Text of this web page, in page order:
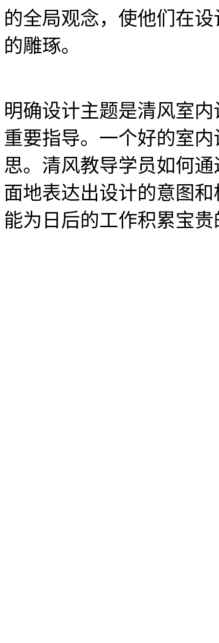
的全局观念，使他们在
的雕琢。
明确设计主题是清风室
重要指导。一个好的室
思。清风教导学员如何
面地表达出设计的意图
能为日后的工作积累宝